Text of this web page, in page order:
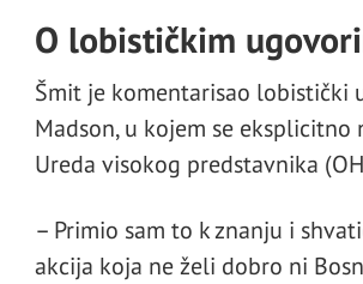
O lobističkim
Šmit je komentarisao lobistički
Madson, u kojem se
Ureda visokog predstavnika
– Primio sam to k znanju i
akcija koja ne želi dobro ni